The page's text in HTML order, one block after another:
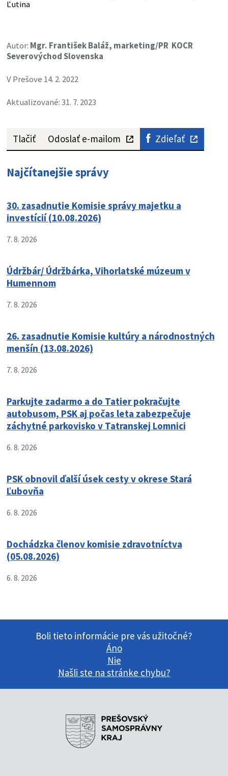
Ľutina
Autor: Mgr. František Baláž, marketing/PR KOCR
Severovýchod Slovenska
V Prešove 14. 2. 2022
Aktualizované: 31. 7. 2023
Tlačiť Odoslať e-mailom Zdieľať
Najčítanejšie správy
30. zasadnutie Komisie správy majetku a
investícií (10.08.2026)
7. 8. 2026
Údržbár/ Údržbárka, Vihorlatské múzeum v
Humennom
7. 8. 2026
26. zasadnutie Komisie kultúry a národnostných
menšín (13.08.2026)
7. 8. 2026
Parkujte zadarmo a do Tatier pokračujte
autobusom, PSK aj počas leta zabezpečuje
záchytné parkovisko v Tatranskej Lomnici
6. 8. 2026
PSK obnovil ďalší úsek cesty v okrese Stará
Ľubovňa
6. 8. 2026
Dochádzka členov komisie zdravotníctva
(05.08.2026)
6. 8. 2026
Boli tieto informácie pre vás užitočné?
Áno
Nie
Našli ste na stránke chybu?